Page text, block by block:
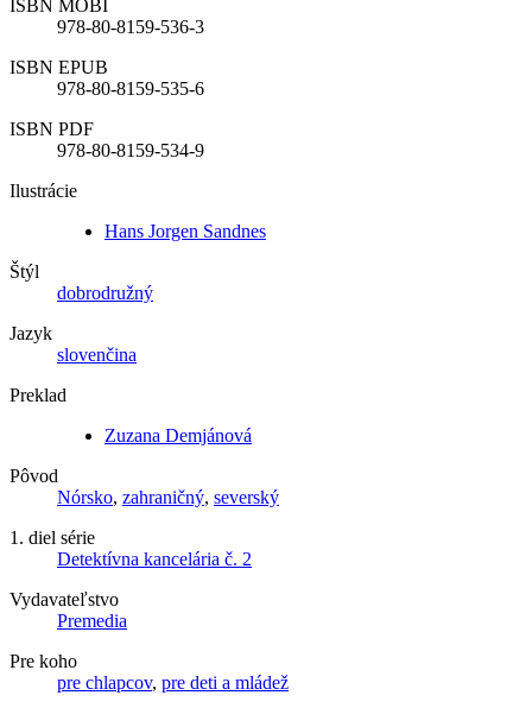
ISBN MOBI
978-80-8159-536-3
ISBN EPUB
978-80-8159-535-6
ISBN PDF
978-80-8159-534-9
Ilustrácie
Hans Jorgen Sandnes
Štýl
dobrodružný
Jazyk
slovenčina
Preklad
Zuzana Demjánová
Pôvod
Nórsko, zahraničný, severský
1. diel série
Detektívna kancelária č. 2
Vydavateľstvo
Premedia
Pre koho
pre chlapcov, pre deti a mládež